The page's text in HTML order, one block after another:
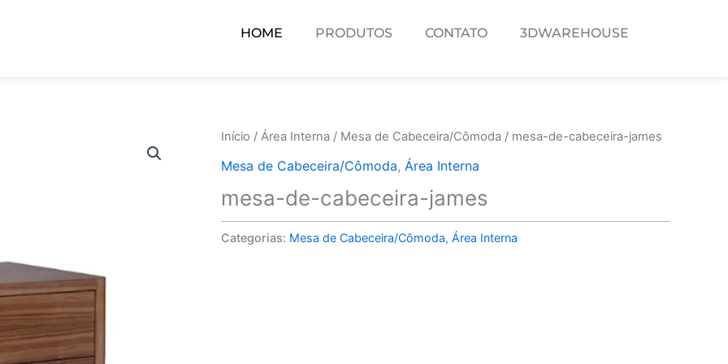
HOME PRODUTOS CONTATO 3DWAREHOUSE
Início / Área Interna / Mesa de Cabeceira/Cômoda / mesa-de-cabeceira-james
Mesa de Cabeceira/Cômoda, Área Interna
mesa-de-cabeceira-james
Categorias: Mesa de Cabeceira/Cômoda, Área Interna